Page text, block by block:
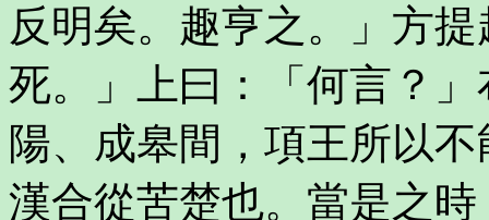
反明矣。趣亨之。」方
死。」上曰：「何言？
陽、成皋間，項王所以
漢合從苦楚也。當是之